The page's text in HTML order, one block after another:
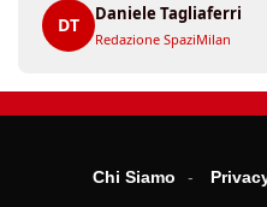
DT
Daniele Tagliaferri
Redazione SpaziMilan
Chi Siamo